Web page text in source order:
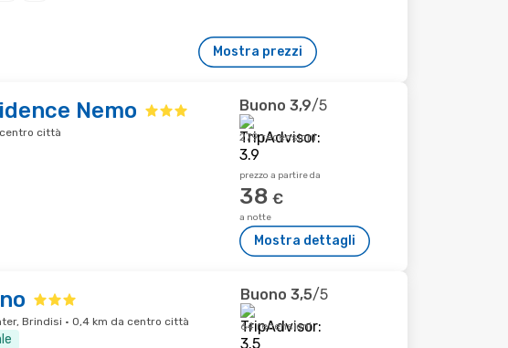
Mostra prezzi
Nemo
città
Buono 3,9/5
279 recensioni
prezzo a partire da
38 €
a notte
Mostra dettagli
Brindisi · 0,4 km da centro città
Buono 3,5/5
64 recensioni